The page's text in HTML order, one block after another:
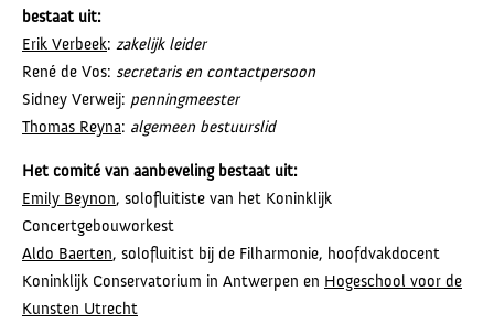
bestaat uit:
Erik Verbeek: zakelijk leider
René de Vos: secretaris en contactpersoon
Sidney Verweij: penningmeester
Thomas Reyna: algemeen bestuurslid
Het comité van aanbeveling bestaat uit:
Emily Beynon, solofluitiste van het Koninklijk
Concertgebouworkest
Aldo Baerten, solofluitist bij de Filharmonie, hoofdvakdocent
Koninklijk Conservatorium in Antwerpen en Hogeschool voor de
Kunsten Utrecht